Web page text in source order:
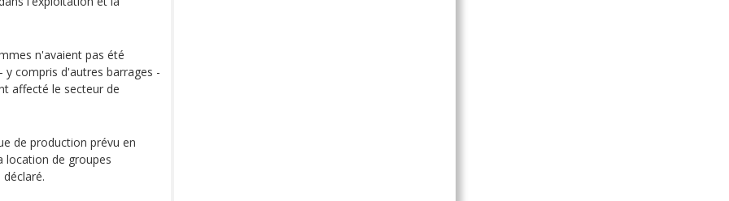
n'avaient pas été
y compris d'autres barrages -
affecté le secteur de
de production prévu en
location de groupes